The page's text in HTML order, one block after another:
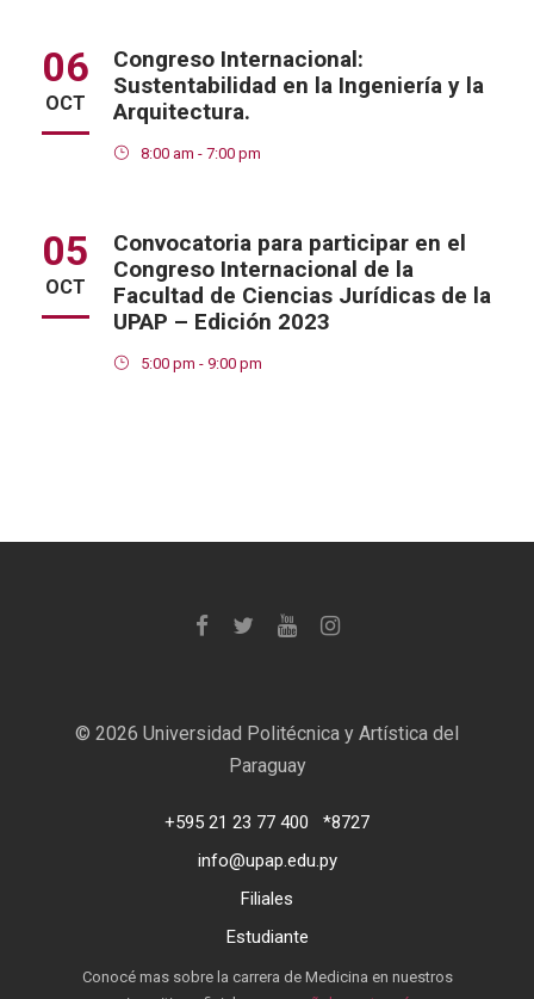
06
OCT
Congreso Internacional:
Sustentabilidad en la Ingeniería y la
Arquitectura.
8:00 am - 7:00 pm
05
OCT
Convocatoria para participar en el
Congreso Internacional de la
Facultad de Ciencias Jurídicas de la
UPAP – Edición 2023
5:00 pm - 9:00 pm
© 2026 Universidad Politécnica y Artística del
Paraguay
+595 21 23 77 400
*8727
info@upap.edu.py
Filiales
Estudiante
Conocé mas sobre la carrera de Medicina en nuestros